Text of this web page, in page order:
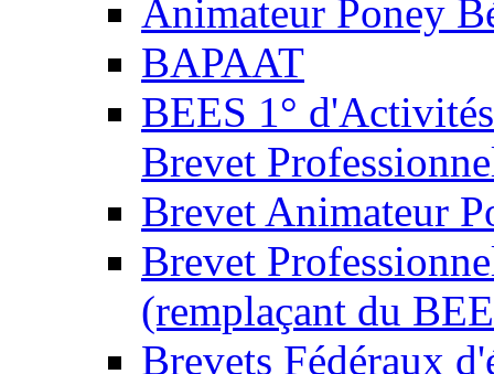
Animateur Poney
BAPAAT
BEES 1°
Brevet
Brevet Animateur
Brevet
(remplaçant du
Brevets Fédéraux